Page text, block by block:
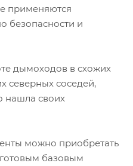
применяются
безопасности и
дымоходов в схожих
северных соседей,
нашла своих
можно приобретать
базовым